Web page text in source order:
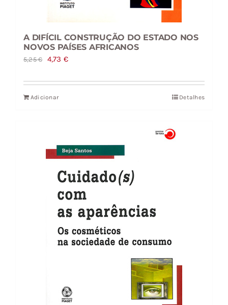
A DIFÍCIL CONSTRUÇÃO DO ESTADO NOS
NOVOS PAÍSES AFRICANOS
5,25€
O
original
era:
4,73 €O
atual
Adicionar Detalhes